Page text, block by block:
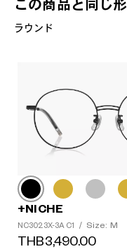
この商品と同じ形
ラウンド
+NICHE
NC3023X-3A C1 / Size: M
THB3,490.00